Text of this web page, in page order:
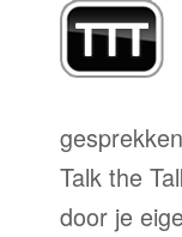
Talk the
door je